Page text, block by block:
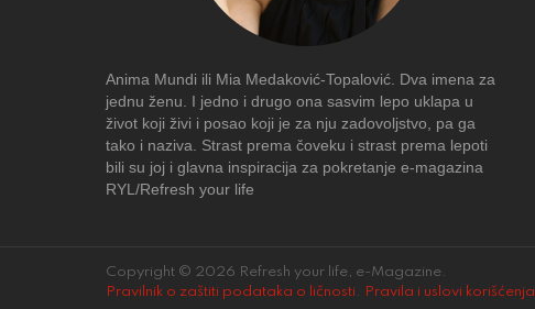
Anima Mundi ili Mia Medaković-Topalović. Dva imena za
jednu ženu. I jedno i drugo ona sasvim lepo uklapa u
život koji živi i posao koji je za nju zadovoljstvo, pa ga
tako i naziva. Strast prema čoveku i strast prema lepoti
bili su joj i glavna inspiracija za pokretanje e-magazina
RYL/Refresh your life
Copyright © 2026 Refresh your life, e-Magazine.
Pravilnik o zaštiti podataka o ličnosti . Pravila i uslovi korišćenja